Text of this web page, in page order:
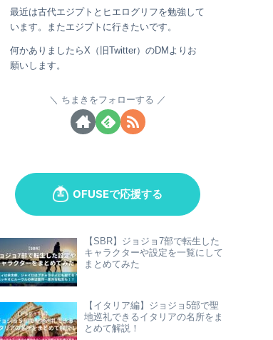
最近は古代エジプトとヒエログリフを勉強して
います。またエジプトに行きたいです。
何かありましたらX（旧Twitter）のDMよりお
願いします。
ちまきをフォローする
【SBR】ジョジョ7部で転生した
キャラクターや設定を一覧にして
まとめてみた
【イタリア編】ジョジョ5部で聖
地巡礼できるイタリアの名所をま
とめて解説！